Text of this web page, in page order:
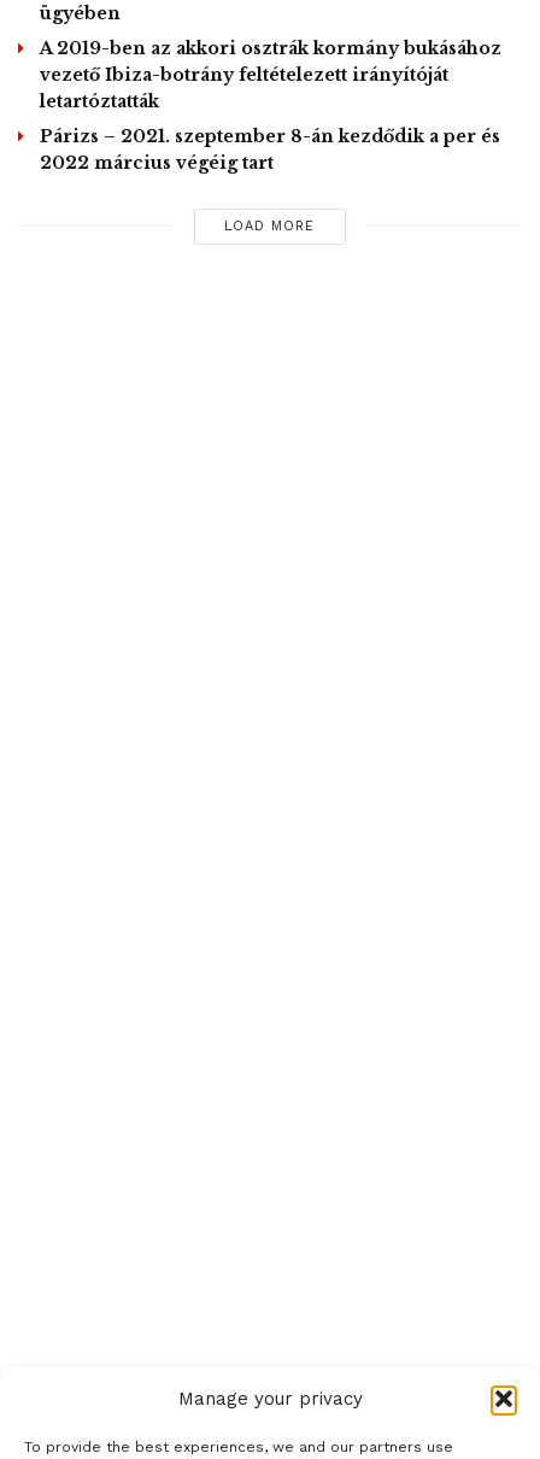
Manage your privacy
To provide the best experiences, we and our partners use
ügyében
A 2019-ben az akkori osztrák kormány bukásához
vezető Ibiza-botrány feltételezett irányítóját
letartóztatták
Párizs – 2021. szeptember 8-án kezdődik a per és
2022 március végéig tart
LOAD MORE